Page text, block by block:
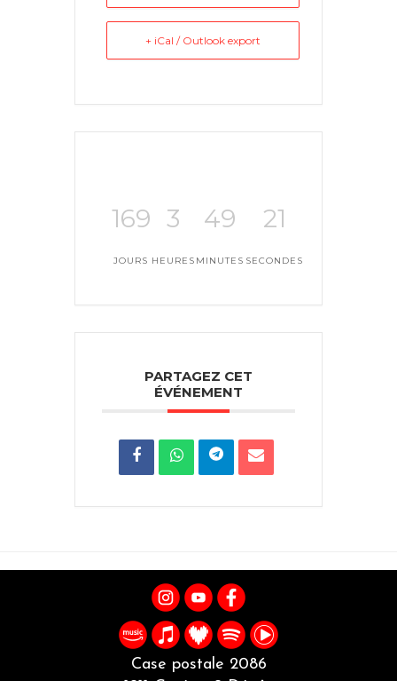
+ iCal / Outlook export
169
JOURS
3
HEURES
49
MINUTES
20
SECONDES
PARTAGEZ CET
ÉVÉNEMENT
Case postale 2086